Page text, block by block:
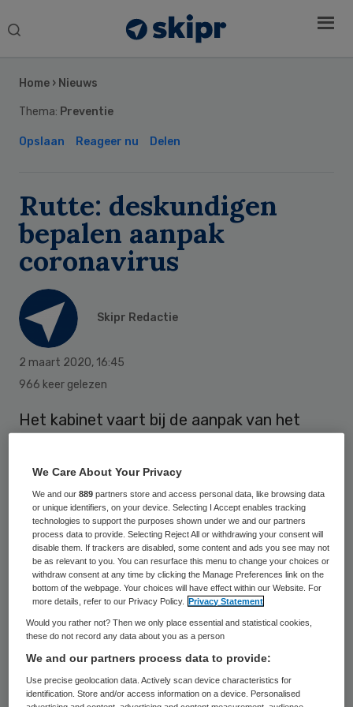
Search
Home › Nieuws
Thema: Preventie
Opslaan Reageer nu Delen
Rutte: deskundigen
bepalen aanpak
coronavirus
Skipr Redactie
2 maart 2020, 16:45
966 keer gelezen
Het kabinet vaart bij de aanpak van het
deskundigheid van met name het RIVM en
de GGD’s. Dat betekent dat voor nu alleen
gerichte maatregelen worden genomen om
te voorkomen dat mensen die al besmet
zijn, ook anderen kunnen aansteken.
Dat zegt premier Mark Rutte in reactie op
kritiek vanuit de Tweede Kamer. Sommige
Kamerleden willen bijvoorbeeld weten
waarom in Nederland nog geen grote
Sidebar
We Care About Your Privacy
We and our889 partners store and access personal data, like browsing data
or unique identifiers, on your device. Selecting I Accept enables tracking
technologies to support the purposes shown under we and our partners
process data to provide. Selecting Reject All or withdrawing your consent will
disable them. If trackers are disabled, some content and ads you see may not
be as relevant to you. You can resurface this menu to change your choices or
withdraw consent at any time by clicking the Manage Preferences link on the
bottom of the webpage. Your choices will have effect within our Website. For
more details, refer to our Privacy Policy.
Privacy Statement
Would you rather not? Then we only place essential and statistical cookies,
these do not record any data about you as a person
We and our partners process data to provide:
Use precise geolocation data. Actively scan device characteristics for
identification. Store and/or access information on a device. Personalised